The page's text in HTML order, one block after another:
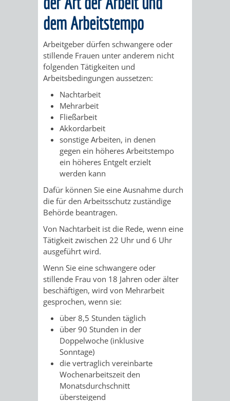
HILFE
MENSCHEN
MIT
BEHINDERUNG
MENSCHEN
MIT
DEMENZ
MIGRANTEN
FLÜCHTLINGE
BAUHERREN
BAUHERRENBERATUNG
GRUNDSTÜCKSWERTERMITTLUNG
DENKMALSCHUTZ
DER
UNTEREN
DENKMALSCHUTZBEHÖRDE
SATZUNGEN
IM
BEREICH
DENKMALSCHUTZ
GENEHMIGUNGSVERFAHREN
TAG
DES
OFFENEN
DENKMALS
VERKAUF
STÄDTISCHER
BAUPLÄTZE
VERKAUF
HÄUSER
/
LIEGENSCHAFTEN
ABWASSERBESEITIGUNG
ERSCHLIESSUNGSBEITRAG
ANTRAGSVERFAHREN
BERATUNGSERGEBNISSE
TAGESORDNUNG
/
SITZUNGSUNTERLAGEN
UMLEGUNGSAUSSCHUSS
BERATENDE
RATHAUS
/
DEZERNATE
AMT
BAURECHT
dem Arbeitstempo
Arbeitgeber dürfen schwangere oder
stillende Frauen unter anderem nicht
folgenden Tätigkeiten und
Arbeitsbedingungen aussetzen:
Nachtarbeit
Mehrarbeit
Fließarbeit
Akkordarbeit
sonstige Arbeiten, in denen
gegen ein höheres Arbeitstempo
ein höheres Entgelt erzielt
werden kann
Dafür können Sie eine Ausnahme durch
die für den Arbeitsschutz zuständige
Behörde beantragen.
Von Nachtarbeit ist die Rede, wenn eine
Tätigkeit zwischen 22 Uhr und 6 Uhr
ausgeführt wird.
Wenn Sie eine schwangere oder
stillende Frau von 18 Jahren oder älter
beschäftigen, wird von Mehrarbeit
gesprochen, wenn sie:
über 8,5 Stunden täglich
über 90 Stunden in der
Doppelwoche (inklusive
Sonntage)
die vertraglich vereinbarte
Wochenarbeitszeit den
Monatsdurchschnitt
übersteigend